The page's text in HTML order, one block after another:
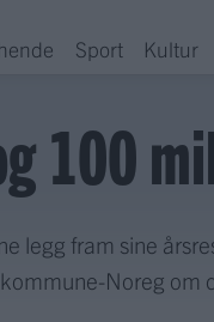
Sport Kultur
100
legg fram sine
Noreg om